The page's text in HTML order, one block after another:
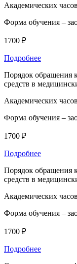
Академических
Форма обучения –
1700 ₽
Подробнее
Порядок обращения
средств в
Академических
Форма обучения –
1700 ₽
Подробнее
Порядок обращения
средств в
Академических
Форма обучения –
1700 ₽
Подробнее